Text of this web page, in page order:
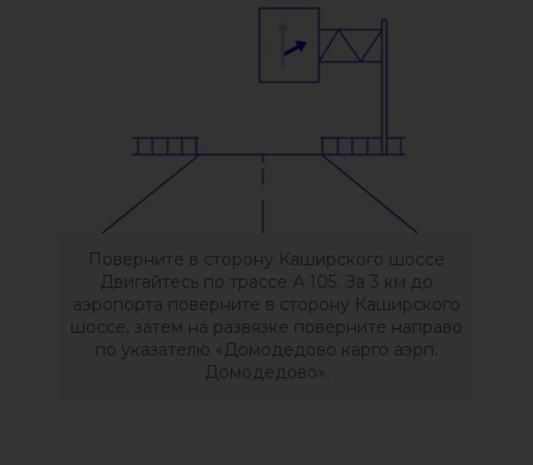
Поверните в сторону Каширского шоссе
Двигайтесь по трассе А 105. За 3 км до
аэропорта поверните в сторону Каширского
шоссе, затем на развязке поверните направо
по указателю «Домодедово карго аэрп.
Домодедово».